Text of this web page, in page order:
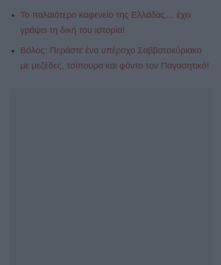
Το παλαιότερο καφενείο της Ελλάδας… έχει
γράψει τη δική του ιστορία!
Βόλος: Περάστε ένα υπέροχο Σαββατοκύριακο
με μεζέδες, τσίπουρα και φόντο τον Παγασητικό!